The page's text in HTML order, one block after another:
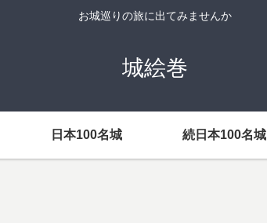
お城巡りの旅に出てみませんか
城絵巻
日本100名城 続日本100名城